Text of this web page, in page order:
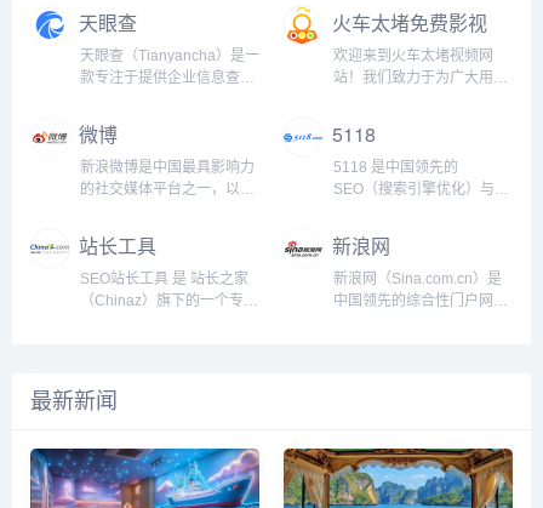
我众多国内旅游业务的搜外
同学，这样，这个新...
员都能掌握数字化时代的核
心竞争力。我们...
方案以及高效的争议解决方
式。全面的法律服务在常州
律师事务所，我们提供广泛
台可就劳动争议、合同纠纷
和民事诉讼等问题提供即时
在线法律咨询。企业...
据支持和精准的分析工具，
帮助用户提升网站在搜索引
擎中的排名和曝光度，从而
立于2009年，是中国领先的
SEO工具和数据分析平...
用户提供全国范围内的企业
信用信息、工商注册信息、
经营状况、法律诉讼记录等
全方位的数据服务。平台通
大数据，结合智能分析技
术，帮助用户进行精准的企
业背景调查、风险监控、商
从业者，还是金融机构、政
府部门，爱企查都能为其提
供有价值的商...
提供准确、全面的企业数
据、风险信息以及信用报
告。通过集成海量的企业信
息资源，企查查为投资者、
的企业背景调查、信用评
估、法律风险分析等服务。
企查查平台的目标是通过大
加科学、精准的判断。二、
网站特点企业信息全面，涵
盖多维度数据企...
天眼查
天眼查（Tianyancha）是一
款专注于提供企业信息查询
通过天眼查，用户能够快
速、全面地获取全国范围内
各类企业的注册信息、财务
状况、法律风险、经营状态
力、专业的查询功能和丰富
的应用场景，成为了中国领
先的企业信息查询平台之
全面，覆盖面广...
火车太堵免费影视
欢迎来到火车太堵视频网
站！我们致力于为广大用户
片的最佳平台。无论你是影
迷还是综艺爱好者，火车太
堵都能为你提供最新、最热
娱乐时光，都不再错过.电影
火车太堵为你提供从经典电
影到最新上映的多种类型影
微博
新浪微博是中国最具影响力
的社交媒体平台之一，以微
式提供用户快速发布、传播
和互动内容的功能。自2009
年上线以来，新浪微博已成
为全球最大的中文社交媒体
一个多元化的信息交流与互
动空间。作为中国版的
传播、娱乐热点、社会舆论
等方面扮演着重要角色，已
成为用户获取实时信息...
5118
5118 是中国领先的
SEO（搜索引擎优化）与互
供针对搜索引擎优化、内容
营销和网站数据分析等方面
的全方位解决方案。5118
提供一系列工具和服务，帮
从业者的青睐。5118 主要
功能和服务：SEO分析与工
具： 5118 提供...
站长工具
SEO站长工具 是 站长之家
（Chinaz）旗下的一个专注
的站长服务平台，致力于为
站长、企业主、SEO优化人
解决方案。
SEO.chinaz.com 主要提供
与搜索引擎优化相关的各种
新浪网
新浪网（Sina.com.cn）是
中国领先的综合性门户网站
科技、博客、微博等多元化
内容的平台。平台概况新浪
网致力于为用户提供实时、
最新新闻